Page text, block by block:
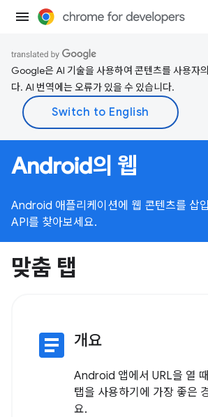
Google은 AI 기술을 사용하여 콘텐츠를 사용자
다. AI 번역에는 오류가 있을 수 있습니다.
Android의 웹
Android 애플리케이션에 웹 콘텐츠를 삽
API를 찾아보세요.
맞춤 탭
article 개요
Android 앱에서 URL을 열
탭을 사용하기에 가장 좋은
요.